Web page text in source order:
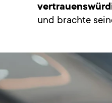
und brachte